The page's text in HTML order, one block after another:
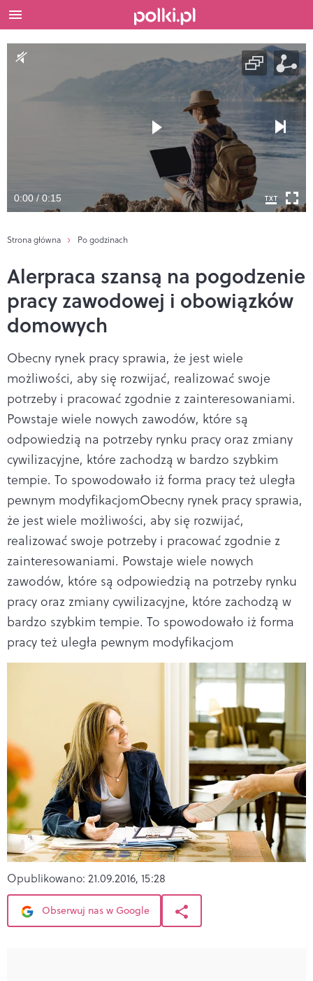
0:00 / 0:15
Strona główna Po godzinach
Alerpraca szansą na pogodzenie
pracy zawodowej i obowiązków
domowych
Obecny rynek pracy sprawia, że jest wiele
możliwości, aby się rozwijać, realizować swoje
potrzeby i pracować zgodnie z zainteresowaniami.
Powstaje wiele nowych zawodów, które są
odpowiedzią na potrzeby rynku pracy oraz zmiany
cywilizacyjne, które zachodzą w bardzo szybkim
tempie. To spowodowało iż forma pracy też uległa
pewnym modyfikacjomObecny rynek pracy sprawia,
że jest wiele możliwości, aby się rozwijać,
realizować swoje potrzeby i pracować zgodnie z
zainteresowaniami. Powstaje wiele nowych
zawodów, które są odpowiedzią na potrzeby rynku
pracy oraz zmiany cywilizacyjne, które zachodzą w
bardzo szybkim tempie. To spowodowało iż forma
pracy też uległa pewnym modyfikacjom
Opublikowano: 21.09.2016, 15:28
Obserwuj nas w Google